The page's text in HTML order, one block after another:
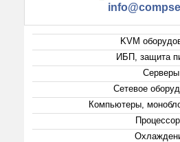
KVM
ИБП, защита
Серверы
Сетевое
Компьютеры,